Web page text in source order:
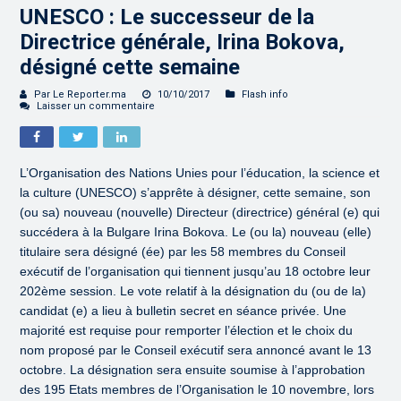
UNESCO : Le successeur de la
Directrice générale, Irina Bokova,
désigné cette semaine
Par Le Reporter.ma 10/10/2017
Flash info
Laisser un commentaire
L’Organisation des Nations Unies pour l’éducation, la science et
la culture (UNESCO) s’apprête à désigner, cette semaine, son
(ou sa) nouveau (nouvelle) Directeur (directrice) général (e) qui
succédera à la Bulgare Irina Bokova. Le (ou la) nouveau (elle)
titulaire sera désigné (ée) par les 58 membres du Conseil
exécutif de l’organisation qui tiennent jusqu’au 18 octobre leur
202ème session. Le vote relatif à la désignation du (ou de la)
candidat (e) a lieu à bulletin secret en séance privée. Une
majorité est requise pour remporter l’élection et le choix du
nom proposé par le Conseil exécutif sera annoncé avant le 13
octobre. La désignation sera ensuite soumise à l’approbation
des 195 Etats membres de l’Organisation le 10 novembre, lors